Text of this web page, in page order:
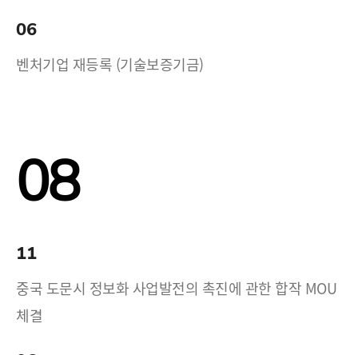
06
벤처기업 재등록 (기술보증기금)
08
11
중국 도문시 정보화 사업발전의 촉진에 관한 합작 MOU
체결